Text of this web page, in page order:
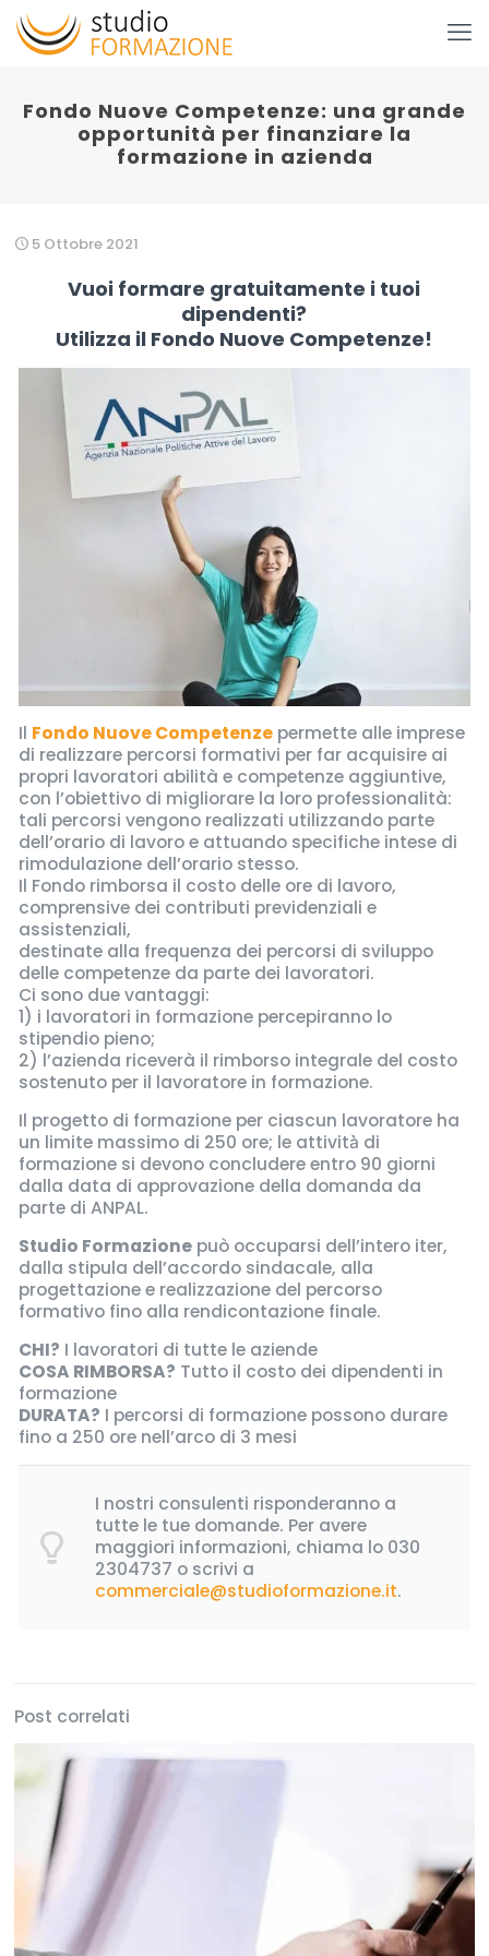
Fondo Nuove Competenze: una grande
opportunità per finanziare la
formazione in azienda
5 Ottobre 2021
Vuoi formare gratuitamente i tuoi
dipendenti?
Utilizza il Fondo Nuove Competenze!
Il Fondo Nuove Competenze permette alle imprese
di realizzare percorsi formativi per far acquisire ai
propri lavoratori abilità e competenze aggiuntive,
con l’obiettivo di migliorare la loro professionalità:
tali percorsi vengono realizzati utilizzando parte
dell’orario di lavoro e attuando specifiche intese di
rimodulazione dell’orario stesso.
Il Fondo rimborsa il costo delle ore di lavoro,
comprensive dei contributi previdenziali e
assistenziali,
destinate alla frequenza dei percorsi di sviluppo
delle competenze da parte dei lavoratori.
Ci sono due vantaggi:
1) i lavoratori in formazione percepiranno lo
stipendio pieno;
2) l’azienda riceverà il rimborso integrale del costo
sostenuto per il lavoratore in formazione.
Il progetto di formazione per ciascun lavoratore ha
un limite massimo di 250 ore; le attività̀ di
formazione si devono concludere entro 90 giorni
dalla data di approvazione della domanda da
parte di ANPAL.
Studio Formazione può occuparsi dell’intero iter,
dalla stipula dell’accordo sindacale, alla
progettazione e realizzazione del percorso
formativo fino alla rendicontazione finale.
CHI? I lavoratori di tutte le aziende
COSA RIMBORSA? Tutto il costo dei dipendenti in
formazione
DURATA? I percorsi di formazione possono durare
fino a 250 ore nell’arco di 3 mesi
I nostri consulenti risponderanno a
tutte le tue domande. Per avere
maggiori informazioni, chiama lo 030
2304737 o scrivi a
commerciale@studioformazione.it.
Post correlati